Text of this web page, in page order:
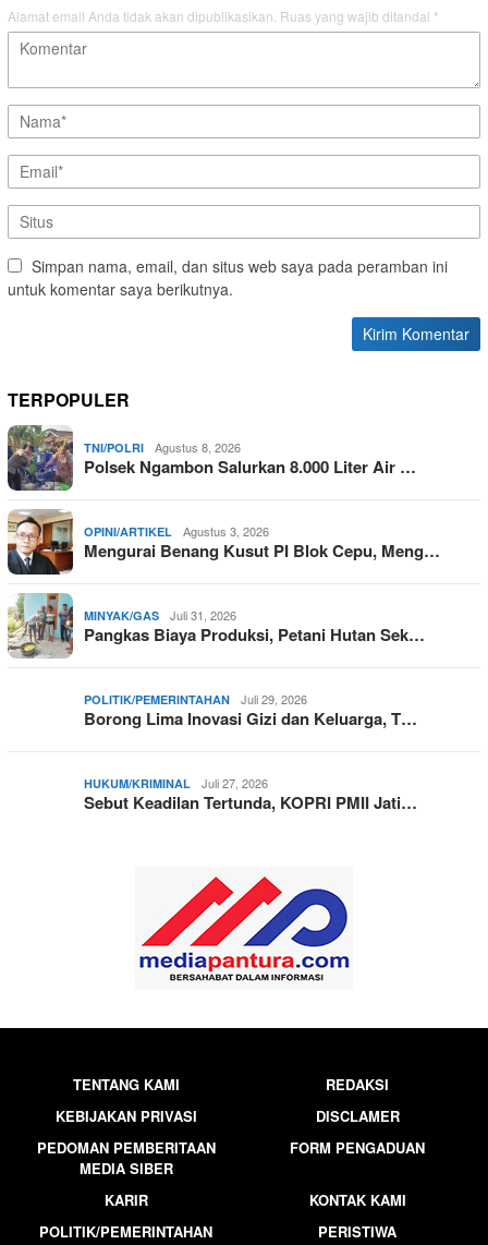
Alamat email Anda tidak akan dipublikasikan. Ruas yang wajib ditandai *
Simpan nama, email, dan situs web saya pada peramban ini
untuk komentar saya berikutnya.
TERPOPULER
TNI/POLRI Agustus 8, 2026
Polsek Ngambon Salurkan 8.000 Liter Air …
OPINI/ARTIKEL Agustus 3, 2026
Mengurai Benang Kusut PI Blok Cepu, Meng…
MINYAK/GAS Juli 31, 2026
Pangkas Biaya Produksi, Petani Hutan Sek…
POLITIK/PEMERINTAHAN Juli 29, 2026
Borong Lima Inovasi Gizi dan Keluarga, T…
HUKUM/KRIMINAL Juli 27, 2026
Sebut Keadilan Tertunda, KOPRI PMII Jati…
TENTANG KAMI
REDAKSI
KEBIJAKAN PRIVASI
DISCLAMER
PEDOMAN PEMBERITAAN
MEDIA SIBER
FORM PENGADUAN
KARIR
KONTAK KAMI
POLITIK/PEMERINTAHAN
PERISTIWA